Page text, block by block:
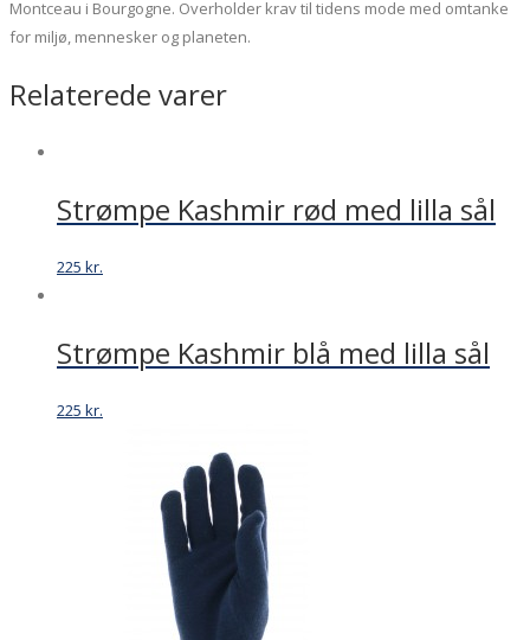
Montceau i Bourgogne. Overholder krav til tidens mode med omtanke
for miljø, mennesker og planeten.
Relaterede varer
Strømpe Kashmir rød med lilla sål
225 kr.
Strømpe Kashmir blå med lilla sål
225 kr.